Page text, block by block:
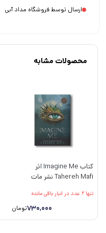
ارسال توسط فروشگاه مداد آبی
محصولات مشابه
کتاب Imagine Me اثر
Tahereh Mafi نشر مات
تنها 2 عدد در انبار باقی مانده
730,000تومان